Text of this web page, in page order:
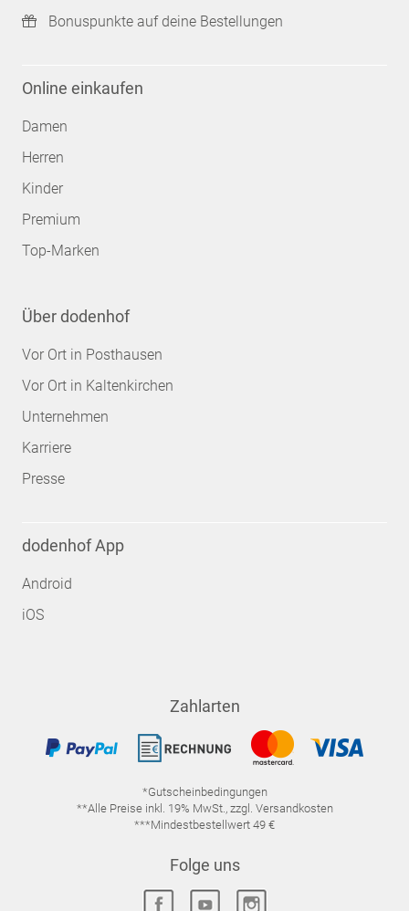
Bonuspunkte auf deine Bestellungen
Online einkaufen
Damen
Herren
Kinder
Premium
Top-Marken
Über dodenhof
Vor Ort in Posthausen
Vor Ort in Kaltenkirchen
Unternehmen
Karriere
Presse
dodenhof App
Android
iOS
Zahlarten
*Gutscheinbedingungen
**Alle Preise inkl. 19% MwSt., zzgl. Versandkosten
***Mindestbestellwert 49 €
Folge uns